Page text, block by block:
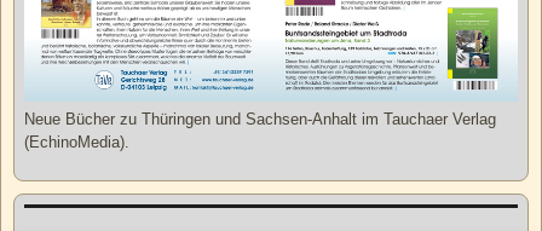
Neue Bücher zu Thüringen und Sachsen-Anhalt im Tauchaer Verlag
(EchinoMedia).